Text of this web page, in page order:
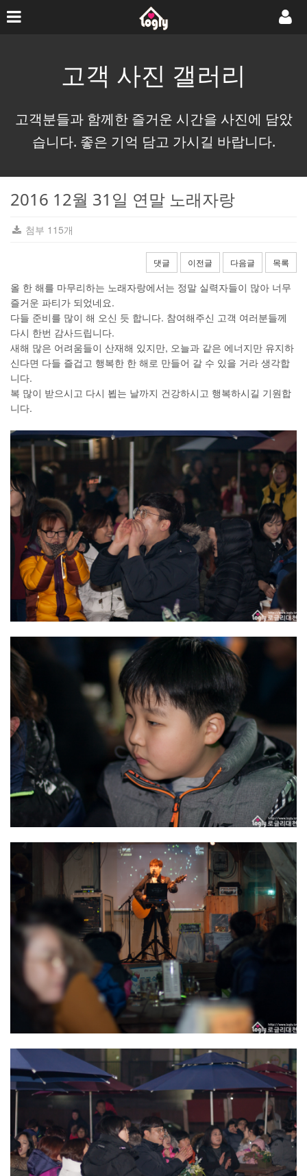
고객 사진 갤러리
고객분들과 함께한 즐거운 시간을 사진에 담았
습니다. 좋은 기억 담고 가시길 바랍니다.
2016 12월 31일 연말 노래자랑
첨부 115개
댓글 이전글 다음글 목록
올 한 해를 마무리하는 노래자랑에서는 정말 실력자들이 많아 너무
즐거운 파티가 되었네요.
다들 준비를 많이 해 오신 듯 합니다. 참여해주신 고객 여러분들께
다시 한번 감사드립니다.
새해 많은 어려움들이 산재해 있지만, 오늘과 같은 에너지만 유지하
신다면 다들 즐겁고 행복한 한 해로 만들어 갈 수 있을 거라 생각합
니다.
복 많이 받으시고 다시 뵙는 날까지 건강하시고 행복하시길 기원합
니다.